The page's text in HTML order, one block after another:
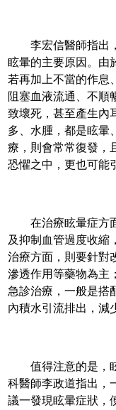
李宏信醫師指出，
眩暈的主要原因。由
若再加上不當的作息
阻塞血液流通、不順
致壞死，甚至產生內
多、水腫，都是眩暈
療，則會常常復發，
恐懼之中，更也可能
在治療眩暈症方面
及抑制血管過度收縮
治療方面，則要針對
滲透作用等藥物為主
急診治療，一般是搭
內積水引流排出，減
值得注意的是，眩
科醫師李政道指出，
議一發現眩暈症狀，